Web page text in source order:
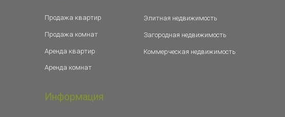
Продажа квартир
Продажа комнат
Аренда квартир
Аренда комнат
Элитная недвижимость
Загородная недвижимость
Коммерческая недвижимость
Информация